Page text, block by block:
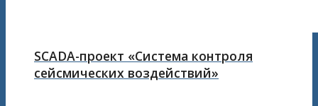
SCADA-проект «Система контроля
сейсмических воздействий»